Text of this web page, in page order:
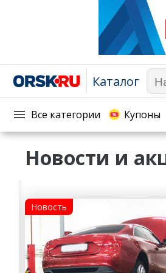
Каталог
Все категории Купоны
Афиша
Строительство и ремонт
Авто и мото
Развлечения и отдых
Недвижимость
Красота Косметология
Медицина Здоровье
Путешествия, Туризм
Новости и
Новость